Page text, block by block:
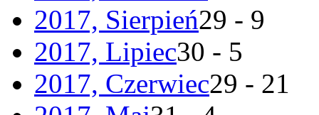
2017, Sierpień29 - 9
2017, Lipiec30 - 5
2017, Czerwiec29 - 21